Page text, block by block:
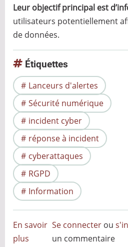
Leur objectif principal est
utilisateurs potentiellement
de données.
Étiquettes
Lanceurs d'alertes
Sécurité numérique
incident cyber
réponse à incident
cyberattaques
RGPD
Information
En savoir
plus
Se connecter ou
un commentaire